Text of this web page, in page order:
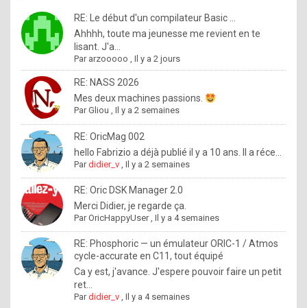
m
a
d
b
y
o
l
e
x
.
I
f
y
RE: Le début d'un compilateur Basic ...
Ahhhh, toute ma jeunesse me revient en te
lisant. J'a...
Par arzooooo ,Il y a 2 jours
RE: NASS 2026
Mes deux machines passions.
ParGliou ,Il y a 2 semaines
RE: OricMag 002
hello Fabrizio a déjà publié il y a 10 ans. Il a réce...
Pardidier_v ,Il y a 2 semaines
RE: Oric DSK Manager 2.0
Merci Didier, je regarde ça.
ParOricHappyUser,Il y a 4 semaines
RE: Phosphoric — un émulateur ORIC-1 / Atmos
cycle-accurate en C11, tout équipé
Ca y est, j'avance. J'espere pouvoir faire un petit
ret...
Pardidier_v ,Il y a 4 semaines